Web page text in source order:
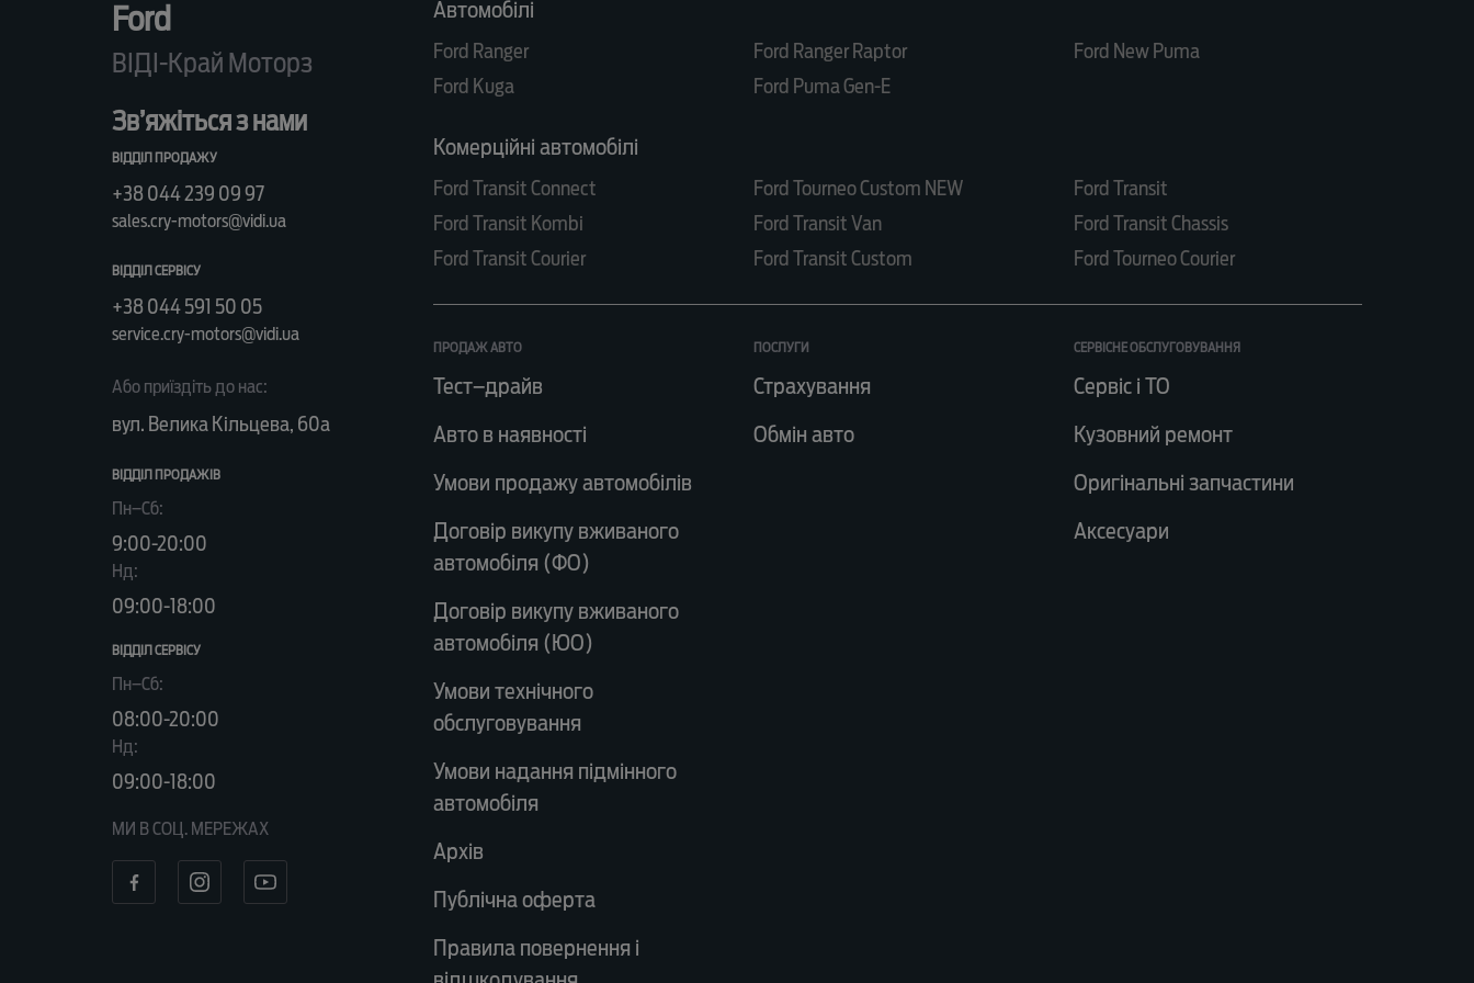
Ford
ВІДІ-Край Моторз
Зв’яжіться з нами
ВІДДІЛ ПРОДАЖУ
+38 044 239 09 97
sales.cry-motors@vidi.ua
ВІДДІЛ СЕРВІСУ
+38 044 591 50 05
service.cry-motors@vidi.ua
Або приїздіть до нас:
вул. Велика Кільцева, 60а
ВІДДІЛ ПРОДАЖІВ
Пн–Сб:
9:00-20:00
Нд:
09:00-18:00
ВІДДІЛ CЕРВІСУ
Пн–Сб:
08:00-20:00
Нд:
09:00-18:00
МИ В СОЦ. МЕРЕЖАХ
Автомобілі
Ford Ranger Ford Ranger Raptor
Ford New Puma
Ford Kuga
Ford Puma Gen-E
Комерційні автомобілі
Ford Transit Connect Ford Tourneo Custom NEW
Ford Transit
Ford Transit Kombi
Ford Transit Van
Ford Transit Chassis
Ford Transit Courier
Ford Transit Custom Ford Tourneo Courier
ПРОДАЖ АВТО
Тест–драйв
Авто в наявності
Умови продажу автомобілів
Договір викупу вживаного
автомобіля (ФО)
Договір викупу вживаного
автомобіля (ЮО)
Умови технічного
обслуговування
Умови надання підмінного
автомобіля
Архів
Публічна оферта
Правила повернення і
ПОСЛУГИ
Страхування
Обмін авто
СЕРВІСНЕ ОБСЛУГОВУВАННЯ
Сервіс і ТО
Кузовний ремонт
Оригінальні запчастини
Аксесуари